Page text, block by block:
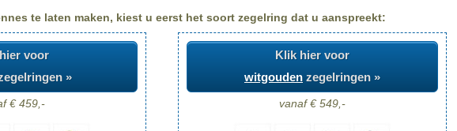
te laten maken, kiest u eerst het soort zegelring dat u aanspreekt:
voor
»
€ 459,-
Klik hier voor
witgouden zegelringen »
vanaf € 549,-